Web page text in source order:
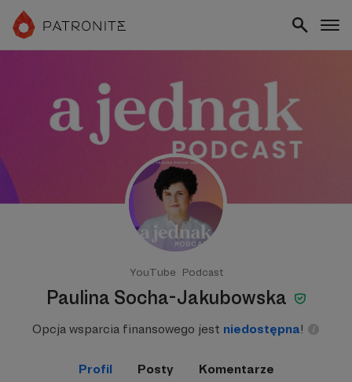
YouTube Podcast
Paulina Socha-Jakubowska
Opcja wsparcia finansowego jest niedostępna!
Profil Posty Komentarze